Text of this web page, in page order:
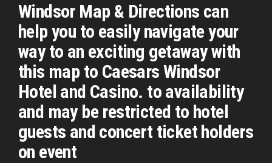
Windsor Map & Directions can
help you to easily navigate your
way to an exciting getaway with
this map to Caesars Windsor
Hotel and Casino. to availability
and may be restricted to hotel
guests and concert ticket holders
on event